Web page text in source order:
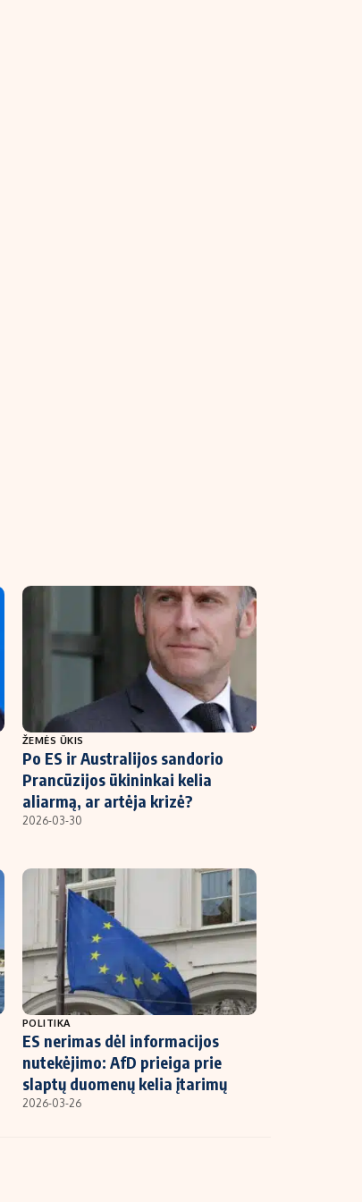
ŽEMĖS ŪKIS
Po ES ir Australijos sandorio
Prancūzijos ūkininkai kelia
aliarmą, ar artėja krizė?
2026-03-30
POLITIKA
ES nerimas dėl informacijos
nutekėjimo: AfD prieiga prie
slaptų duomenų kelia įtarimų
2026-03-26